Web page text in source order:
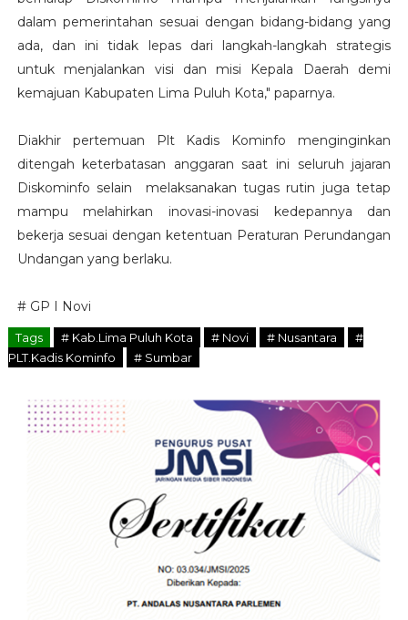
dalam pemerintahan sesuai dengan bidang-bidang yang
ada, dan ini tidak lepas dari langkah-langkah strategis
untuk menjalankan visi dan misi Kepala Daerah demi
kemajuan Kabupaten Lima Puluh Kota," paparnya.
Diakhir pertemuan Plt Kadis Kominfo menginginkan
ditengah keterbatasan anggaran saat ini seluruh jajaran
Diskominfo selain melaksanakan tugas rutin juga tetap
mampu melahirkan inovasi-inovasi kedepannya dan
bekerja sesuai dengan ketentuan Peraturan Perundangan
Undangan yang berlaku.
# GP I Novi
Tags # Kab.Lima Puluh Kota # Novi # Nusantara
#
PLT.Kadis Kominfo
# Sumbar